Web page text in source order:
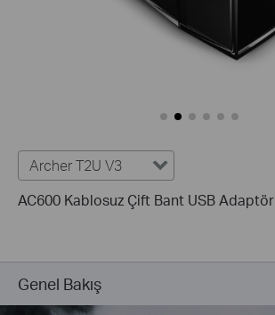
Archer T2U V3
AC600 Kablosuz Çift Bant USB Adaptör
Genel Bakış